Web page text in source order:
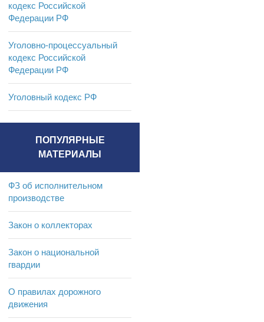
кодекс Российской
Федерации РФ
Уголовно-процессуальный
кодекс Российской
Федерации РФ
Уголовный кодекс РФ
ПОПУЛЯРНЫЕ
МАТЕРИАЛЫ
ФЗ об исполнительном
производстве
Закон о коллекторах
Закон о национальной
гвардии
О правилах дорожного
движения